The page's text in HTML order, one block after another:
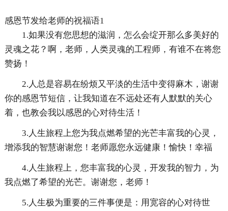
感恩节发给老师的祝福语1
1.如果没有您思想的滋润，怎么会绽开那么多美好的
灵魂之花？啊，老师，人类灵魂的工程师，有谁不在将您
赞扬！
2.人总是容易在纷烦又平淡的生活中变得麻木，谢谢
你的感恩节短信，让我知道在不远处还有人默默的关心
着，也教会我以感恩的心对待生活！
3.人生旅程上您为我点燃希望的光芒丰富我的心灵，
增添我的智慧谢谢您！老师愿您永远健康！愉快！幸福
4.人生旅程上，您丰富我的心灵，开发我的智力，为
我点燃了希望的光芒。谢谢您，老师！
5.人生极为重要的三件事便是：用宽容的心对待世